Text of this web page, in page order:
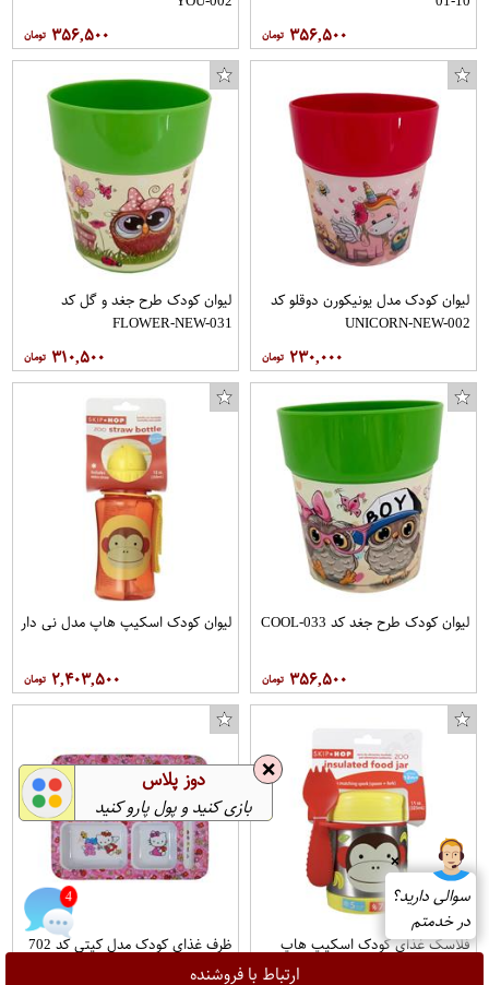
ارتباط با فروشنده
۳۵۶,۵۰۰ ۳۵۶,۵۰۰
لیوان کودک مدل یونیکورن دوقلو کد
UNICORN-NEW-002
۲۳۰,۰۰۰
لیوان کودک طرح جغد و گل کد
FLOWER-NEW-031
۳۱۰,۵۰۰
لیوان کودک طرح جغد کد COOL-033
۳۵۶,۵۰۰
لیوان کودک اسکیپ هاپ مدل نی دار
۲,۴۰۳,۵۰۰
فلاسک غذای کودک اسکیپ هاپ
ظرف غذای کودک مدل کیتی کد 702
❌
سوالی دارید؟
در خدمتم
4
❌ دوز پلاس
بازی کنید و پول پارو کنید